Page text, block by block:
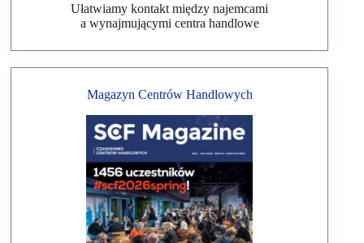
Ułatwiamy kontakt między najemcami
a wynajmującymi centra handlowe
Magazyn Centrów Handlowych